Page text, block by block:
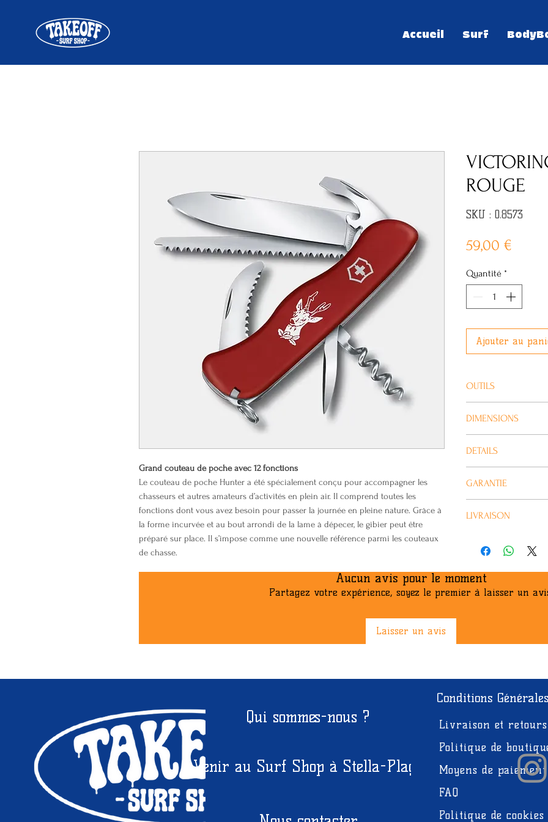
Accueil Surf
Grand couteau de poche avec 12 fonctions
Le couteau de poche Hunter a été spécialement conçu pour accompagner les
chasseurs et autres amateurs d’activités en plein air. Il comprend toutes les
fonctions dont vous avez besoin pour passer la journée en pleine nature. Grâce à
la forme incurvée et au bout arrondi de la lame à dépecer, le gibier peut être
préparé sur place. Il s’impose comme une nouvelle référence parmi les couteaux
de chasse.
ROUGE
SKU : 0.8573
59,00 €
Quantité *
Ajouter au
OUTILS
Bottle opener | Can
stripper / Poinçon
Pincettes / Cure-
DIMENSIONS
Longueur: 111 mm
Largeur: 32 mm
Poids: 126 g
DETAILS
Pays d'origine: Suisse
Matériau: Polyamide
Lame blocable: Oui
Nb de fonctions: 12
GARANTIE
Victorinox
LIVRAISON
Aucun avis pour le moment
Partagez votre expérience, soyez le premier à laisser un
Laisser un avis
Qui sommes-nous ?
Venir au Surf Shop à Stella-Plage
Conditions
Livraison et retours
Politique de
Moyens de paiement
FAQ
Politique de cookies